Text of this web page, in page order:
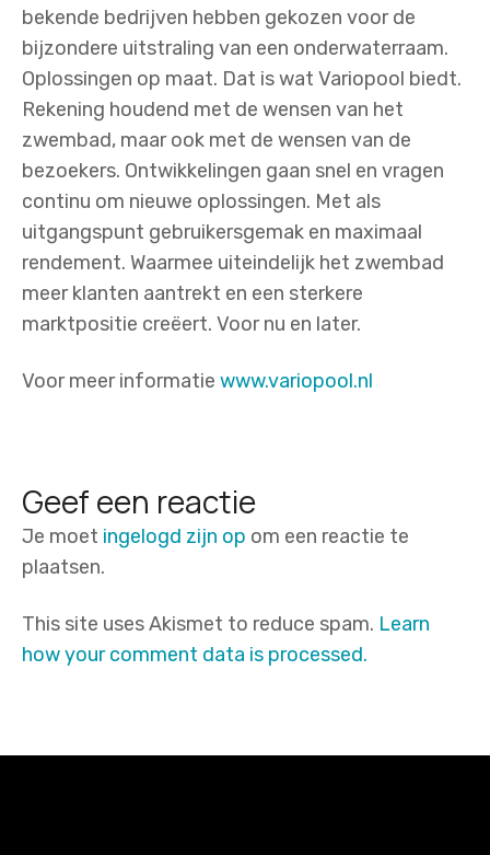
bekende bedrijven hebben gekozen voor de
bijzondere uitstraling van een onderwaterraam.
Oplossingen op maat. Dat is wat Variopool biedt.
Rekening houdend met de wensen van het
zwembad, maar ook met de wensen van de
bezoekers. Ontwikkelingen gaan snel en vragen
continu om nieuwe oplossingen. Met als
uitgangspunt gebruikersgemak en maximaal
rendement. Waarmee uiteindelijk het zwembad
meer klanten aantrekt en een sterkere
marktpositie creëert. Voor nu en later.
Voor meer informatie www.variopool.nl
Geef een reactie
Je moet ingelogd zijn op om een reactie te
plaatsen.
This site uses Akismet to reduce spam. Learn
how your comment data is processed.